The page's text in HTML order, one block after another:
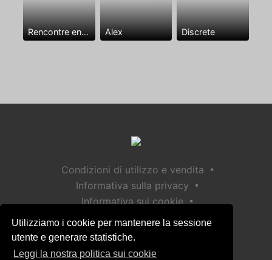
Utilizziamo i cookie per mantenere la sessione
utente e generare statistiche.
Leggi la nostra politica sui cookie
Rencontre entre mecs Alex Discrete
Condizioni di utilizzo e vendita •
Informativa sulla privacy •
Informativa sui cookie •
Politica sulla sicurezza dei bambini
Aiuto / Contatto